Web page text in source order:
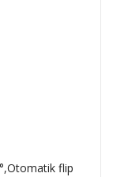
flip